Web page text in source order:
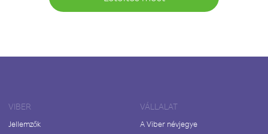
VIBER
Jellemzők
VÁLLALAT
A Viber névjegye